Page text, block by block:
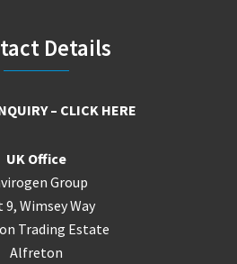
Details
– CLICK HERE
UK Office
Group
9, Wimsey Way
Trading Estate
Alfreton